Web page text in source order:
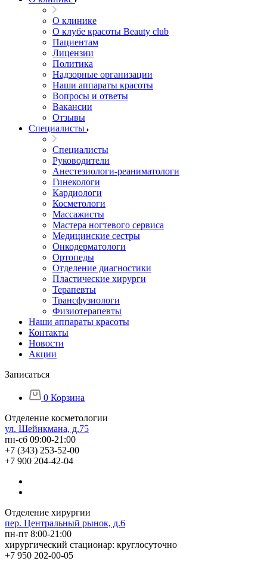
О клинике
О клубе красоты Beauty club
Пациентам
Лицензии
Политика
Надзорные организации
Наши аппараты красоты
Вопросы и ответы
Вакансии
Отзывы
Специалисты
Специалисты
Руководители
Анестезиологи-реаниматологи
Гинекологи
Кардиологи
Косметологи
Массажисты
Мастера ногтевого сервиса
Медицинские сестры
Онкодерматологи
Ортопеды
Отделение диагностики
Пластические хирурги
Терапевты
Трансфузиологи
Физиотерапевты
Наши аппараты красоты
Контакты
Новости
Акции
Записаться
0 Корзина
Отделение косметологии
ул. Шейнкмана, д.75
пн-сб 09:00-21:00
+7 (343) 253-52-00
+7 900 204-42-04
Отделение хирургии
пер. Центральный рынок, д.6
пн-пт 8:00-21:00
хирургический стационар: круглосуточно
+7 950 202-00-05